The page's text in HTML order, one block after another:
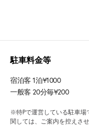
駐車料金等
宿泊客 1泊¥1000
一般客 20分毎¥200
※特Pで運営している駐車場
関しては、ご案内を控えさ